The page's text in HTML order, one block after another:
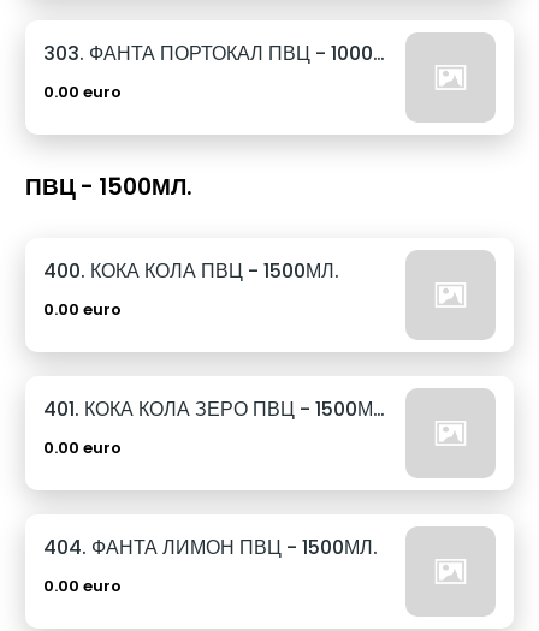
303. ФАНТА ПОРТОКАЛ ПВЦ - 1000МЛ.
0.00 euro
ПВЦ - 1500МЛ.
400. КОКА КОЛА ПВЦ - 1500МЛ.
0.00 euro
401. КОКА КОЛА ЗЕРО ПВЦ - 1500МЛ.
0.00 euro
404. ФАНТА ЛИМОН ПВЦ - 1500МЛ.
0.00 euro